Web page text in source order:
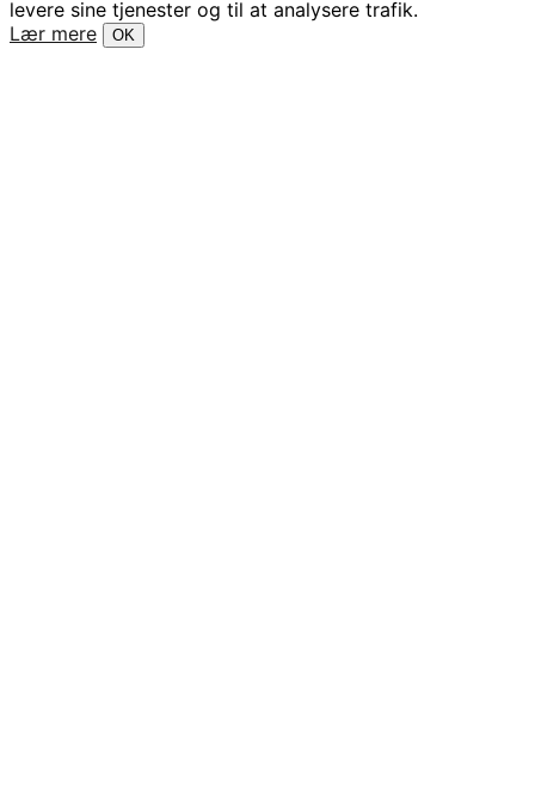
levere sine tjenester og til at analysere trafik.
Lær mere
OK